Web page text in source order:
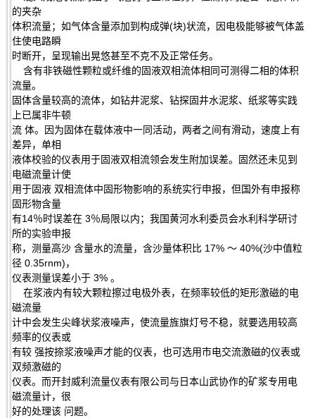
的夹杂
体积流量；如气体含量添加到构成弹(块)状流，因电极能够被气体盖
住使电路瞬
时断开，呈现输出晃悠甚至不克不及正常任务。
含有非铁磁性颗粒或纤维的固液双相流体相同可测得二相的体积
流量。
固体含量较高的流体，如钻井泥浆、钻探固井水泥浆、纸浆等实践
上已属非牛顿
流 体。因为固体在载体液中一同活动，两者之间有滑动，速度上有
差异，单相
液体校验的仪表用于固液双相流领会发生附加误差。固然还未见到
电磁流量计使
用于固液 双相流体中固形物影响的系统实行申报，但国外有申报称
固形物含量
有14％时误差在 3％局限以内；我国黄河水利委员会水利科学研讨
所的实验申报
称，测量高沙 含量水的流量，含沙量体积比 17% ～ 40%(沙中值粒
径 0.35rnm)，
仪表测量误差小于 3% 。
在浆液内有较大颗粒擦过电极外表，在频率较低的矩形激磁的电
磁流量
计中会发生尖峰状浆液噪声，使流量旌旗灯号不稳，就要选用较高
频率的仪表或
有较 强按捺浆液噪声才能的仪表，也可选用市电交流激磁的仪表或
双频激磁的
仪表。而开封威利流量仪表有限公司与日本山武协作的矿浆专用电
磁流量计，很
好的处理该 问题。